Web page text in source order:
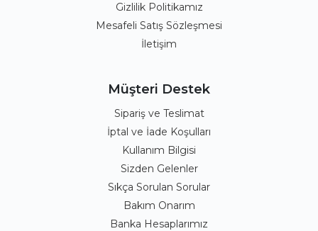
Gizlilik Politikamız
Mesafeli Satış Sözleşmesi
İletişim
Müşteri Destek
Sipariş ve Teslimat
İptal ve İade Koşulları
Kullanım Bilgisi
Sizden Gelenler
Sıkça Sorulan Sorular
Bakım Onarım
Banka Hesaplarımız